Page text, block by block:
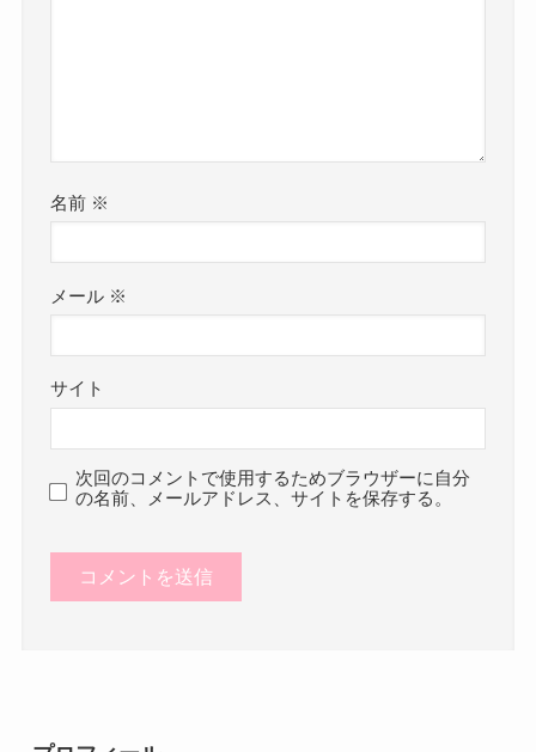
名前 ※
メール ※
サイト
次回のコメントで使用するためブラウザーに自分
の名前、メールアドレス、サイトを保存する。